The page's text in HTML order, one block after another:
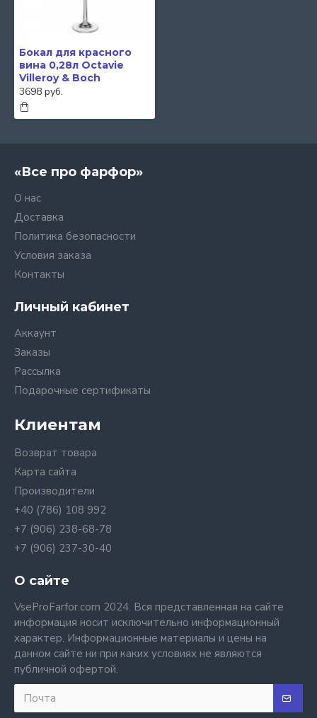
Бокал для красного
вина 0,28л Octavie
Villeroy & Boch
3698 руб.
«Все про фарфор»
О нас
Доставка
Политика безопасности
Условия заказа
Контакты
Личный кабинет
Аккаунт
Заказы
Рассылка
Подарочные сертификаты
Клиентам
Возврат товара
Карта сайта
Производители
+40 (786) 108 992
+7 (906) 238-68-78
+7 (906) 237-30-40
О сайте
VseProFarfor.com 2024. Вся представленная на сайте
информация носит исключительно информационный
характер. Информационные материалы и цены на
данном сайте ни при каких условиях не являются
публичной офертой.